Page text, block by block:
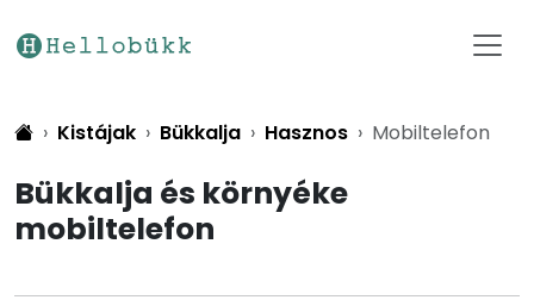
Kistájak Bükkalja Hasznos Mobiltelefon
Bükkalja és környéke
mobiltelefon